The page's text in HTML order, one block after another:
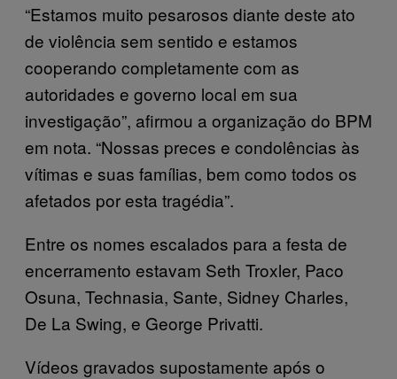
“Estamos muito pesarosos diante deste ato
de violência sem sentido e estamos
cooperando completamente com as
autoridades e governo local em sua
investigação”, afirmou a organização do BPM
em nota. “Nossas preces e condolências às
vítimas e suas famílias, bem como todos os
afetados por esta tragédia”.
Entre os nomes escalados para a festa de
encerramento estavam Seth Troxler, Paco
Osuna, Technasia, Sante, Sidney Charles,
De La Swing, e George Privatti.
Vídeos gravados supostamente após o